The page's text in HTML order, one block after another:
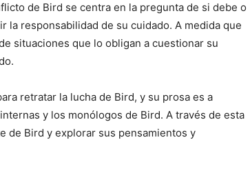
de Bird se centra en la pregunta de si debe o
la responsabilidad de su cuidado. A medida que
situaciones que lo obligan a cuestionar su
retratar la lucha de Bird, y su prosa es a
y los monólogos de Bird. A través de esta
de Bird y explorar sus pensamientos y